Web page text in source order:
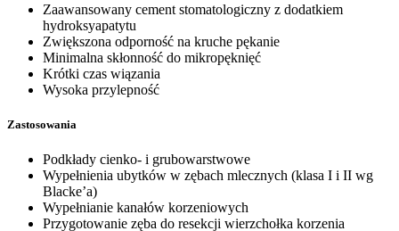
Zaawansowany cement stomatologiczny z dodatkiem
hydroksyapatytu
Zwiększona odporność na kruche pękanie
Minimalna skłonność do mikropęknięć
Krótki czas wiązania
Wysoka przylepność
Zastosowania
Podkłady cienko- i grubowarstwowe
Wypełnienia ubytków w zębach mlecznych (klasa I i II wg
Blacke’a)
Wypełnianie kanałów korzeniowych
Przygotowanie zęba do resekcji wierzchołka korzenia